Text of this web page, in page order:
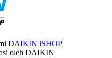
DAIKIN iSHOP
oleh DAIKIN